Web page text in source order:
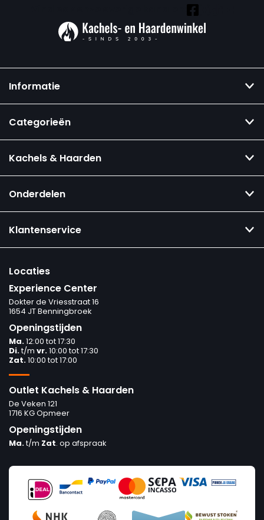
Informatie
Categorieën
Kachels & Haarden
Onderdelen
Klantenservice
Locaties
Experience Center
Dokter de Vriesstraat 16
1654 JT Benningbroek
Openingstijden
Ma.12:00 tot 17:30
Di.t/m vr.10:00 tot 17:30
Zat.10:00 tot 17:00
Outlet Kachels & Haarden
De Veken 121
1716 KG Opmeer
Openingstijden
Ma.t/m Zat. op afspraak